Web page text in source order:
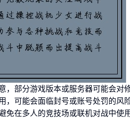
，部分游戏版本或服务器可能会对
，可能会面临封号或账号处罚的风
免在多人的竞技场或联机对战中使